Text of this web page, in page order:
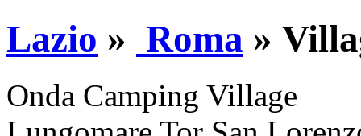
Lazio » Roma »
Onda Camping Village